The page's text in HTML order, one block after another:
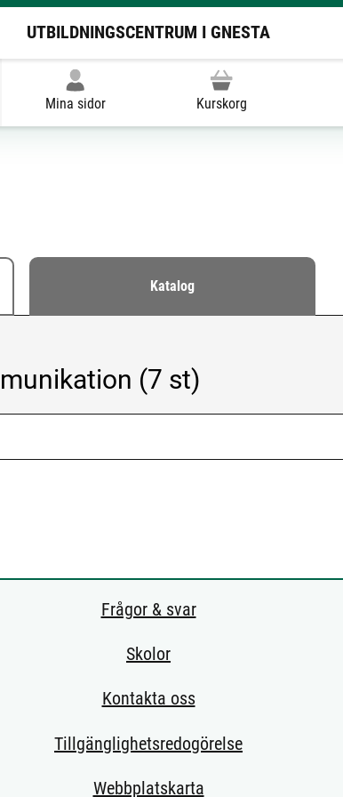
UTBILDNINGSCENTRUM I GNESTA
Mina sidor Kurskorg
Katalog
(7 st)
Frågor & svar
Skolor
Kontakta oss
Tillgänglighetsredogörelse
Webbplatskarta